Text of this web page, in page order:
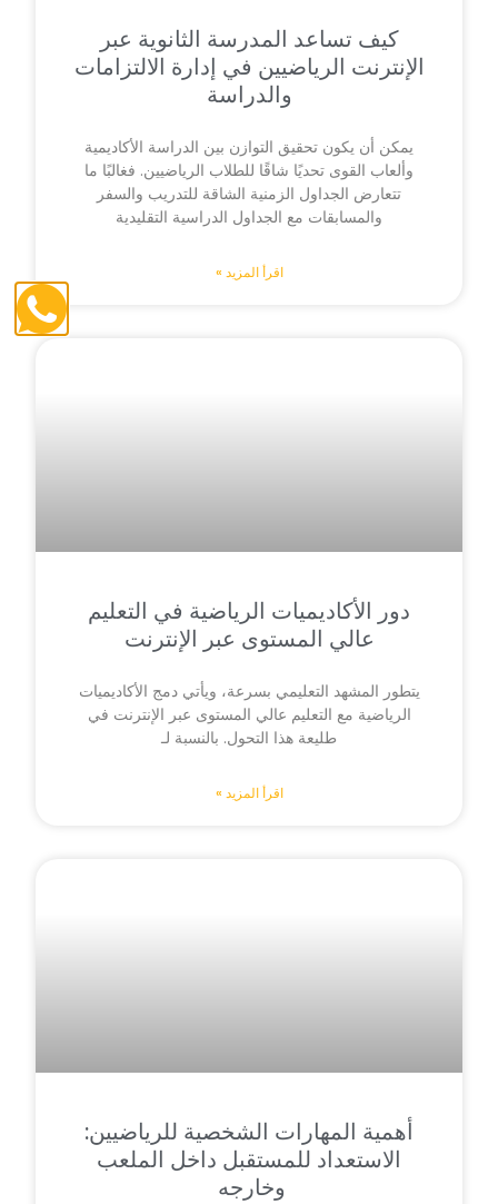
كيف تساعد المدرسة الثانوية عبر
الإنترنت الرياضيين في إدارة الالتزامات
والدراسة
يمكن أن يكون تحقيق التوازن بين الدراسة الأكاديمية
وألعاب القوى تحديًا شاقًا للطلاب الرياضيين. فغالبًا ما
تتعارض الجداول الزمنية الشاقة للتدريب والسفر
والمسابقات مع الجداول الدراسية التقليدية
اقرأ المزيد »
دور الأكاديميات الرياضية في التعليم
عالي المستوى عبر الإنترنت
يتطور المشهد التعليمي بسرعة، ويأتي دمج الأكاديميات
الرياضية مع التعليم عالي المستوى عبر الإنترنت في
طليعة هذا التحول. بالنسبة لـ
اقرأ المزيد »
أهمية المهارات الشخصية للرياضيين:
الاستعداد للمستقبل داخل الملعب
وخارجه